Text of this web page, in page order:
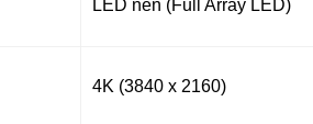
LED nền (Full Array LED)
4K (3840 x 2160)